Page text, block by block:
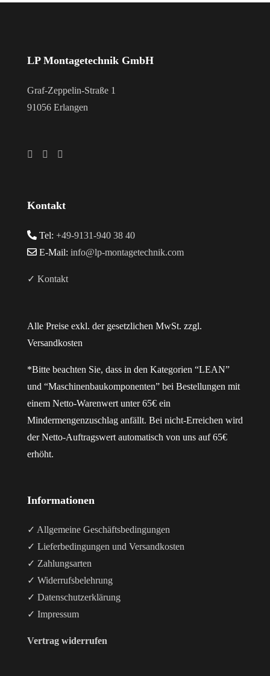
LP Montagetechnik GmbH
Graf-Zeppelin-Straße 1
91056 Erlangen
Kontakt
Tel: +49-9131-940 38 40
E-Mail: info@lp-montagetechnik.com
✓ Kontakt
Alle Preise exkl. der gesetzlichen MwSt. zzgl.
Versandkosten
*Bitte beachten Sie, dass in den Kategorien “LEAN”
und “Maschinenbaukomponenten” bei Bestellungen mit
einem Netto-Warenwert unter 65€ ein
Mindermengenzuschlag anfällt. Bei nicht-Erreichen wird
der Netto-Auftragswert automatisch von uns auf 65€
erhöht.
Informationen
✓ Allgemeine Geschäftsbedingungen
✓ Lieferbedingungen und Versandkosten
✓ Zahlungsarten
✓ Widerrufsbelehrung
✓ Datenschutzerklärung
✓ Impressum
Vertrag widerrufen